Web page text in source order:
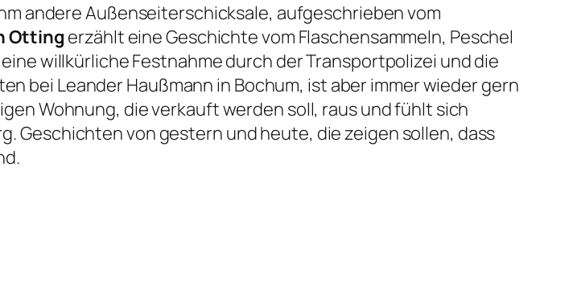
andere Außenseiterschicksale, aufgeschrieben vom
Otting erzählt eine Geschichte vom Flaschensammeln, Peschel
willkürliche Festnahme durch der Transportpolizei und die
bei Leander Haußmann in Bochum, ist aber immer wieder gern
Wohnung, die verkauft werden soll, raus und fühlt sich
Geschichten von gestern und heute, die zeigen sollen, dass